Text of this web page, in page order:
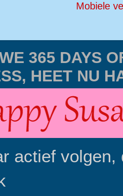
Mobiele
365 DAYS
HEET NU
actief